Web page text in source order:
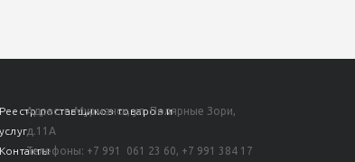
Реестр поставщиков товаров и
услуг
Контакты
Адрес: г. Мурманск, ул. Полярные Зори,
д.11А
Телефоны: +7 991 061 23 60, +7 991 384 17